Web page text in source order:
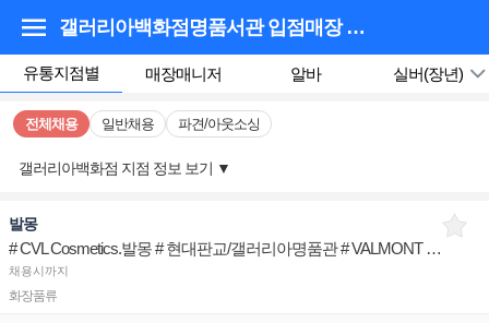
갤러리아백화점명품서관 입점매장채용정보
유통지점별 매장매니저 알바 실버(장년)
전체채용 일반채용 파견/아웃소싱
갤러리아백화점 지점 정보 보기 ▼
발몽
# CVL Cosmetics.발몽 # 현대판교/갤러리아명품관 # VALMONT 브랜드 뷰티아티스트
채용시까지
화장품류